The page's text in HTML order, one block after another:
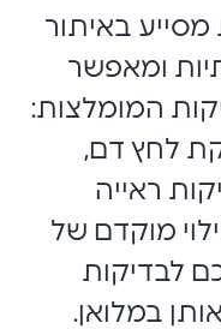
מסייע באיתור
ומאפשר
המומלצות:
לחץ דם,
ראייה
מוקדם של
לבדיקות
במלואן.